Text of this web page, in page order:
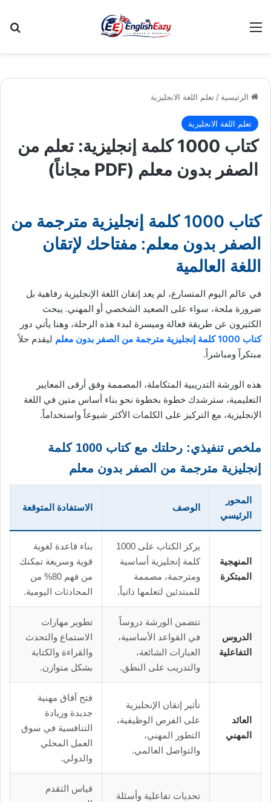
القائمة
الرئيسية / تعلم اللغة الانجليزية
تعلم اللغة الانجليزية
كتاب 1000 كلمة إنجليزية: تعلم من
الصفر بدون معلم (PDF مجاناً)
كتاب 1000 كلمة إنجليزية مترجمة من
الصفر بدون معلم: مفتاحك لإتقان
اللغة العالمية
في عالم اليوم المتسارع، لم يعد إتقان اللغة الإنجليزية رفاهية بل
ضرورة ملحة، سواء على الصعيد الشخصي أو المهني. يبحث
الكثيرون عن طريقة فعالة وميسرة لبدء هذه الرحلة، وهنا يأتي دور
كتاب 1000 كلمة إنجليزية مترجمة من الصفر بدون معلم
ليقدم حلاً
مبتكراً ومباشراً.
هذه الورشة التدريبية المتكاملة، المصممة وفق أرقى المعايير
التعليمية، سترشدك خطوة بخطوة نحو بناء أساس متين في اللغة
الإنجليزية، مع التركيز على الكلمات الأكثر شيوعاً واستخداماً.
ملخص تنفيذي: رحلتك مع كتاب 1000 كلمة
إنجليزية مترجمة من الصفر بدون معلم
المحور
الرئيسي
الوصف الاستفادة المتوقعة
المنهجية
المبتكرة
يركز الكتاب على 1000
كلمة إنجليزية أساسية
ومترجمة، مصممة
للمبتدئين لتعلمها ذاتياً.
بناء قاعدة لغوية
قوية وسريعة تمكنك
من فهم 80% من
المحادثات اليومية.
الدروس
التفاعلية
تتضمن الورشة دروساً
في القواعد الأساسية،
العبارات الشائعة،
والتدريب على النطق.
تطوير مهارات
الاستماع والتحدث
والقراءة والكتابة
بشكل متوازن.
العائد
المهني
تأثير إتقان الإنجليزية
على الفرص الوظيفية،
التطور المهني،
والتواصل العالمي.
فتح آفاق مهنية
جديدة وزيادة
التنافسية في سوق
العمل المحلي
والدولي.
تحديات تفاعلية وأسئلة
قياس التقدم